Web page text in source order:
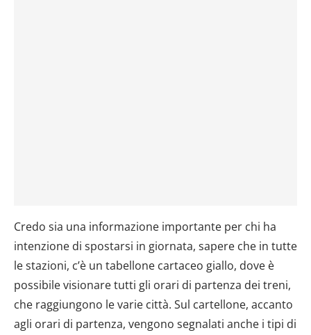
Credo sia una informazione importante per chi ha
intenzione di spostarsi in giornata, sapere che in tutte
le stazioni, c’è un tabellone cartaceo giallo, dove è
possibile visionare tutti gli orari di partenza dei treni,
che raggiungono le varie città. Sul cartellone, accanto
agli orari di partenza, vengono segnalati anche i tipi di